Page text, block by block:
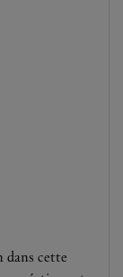
dans cette